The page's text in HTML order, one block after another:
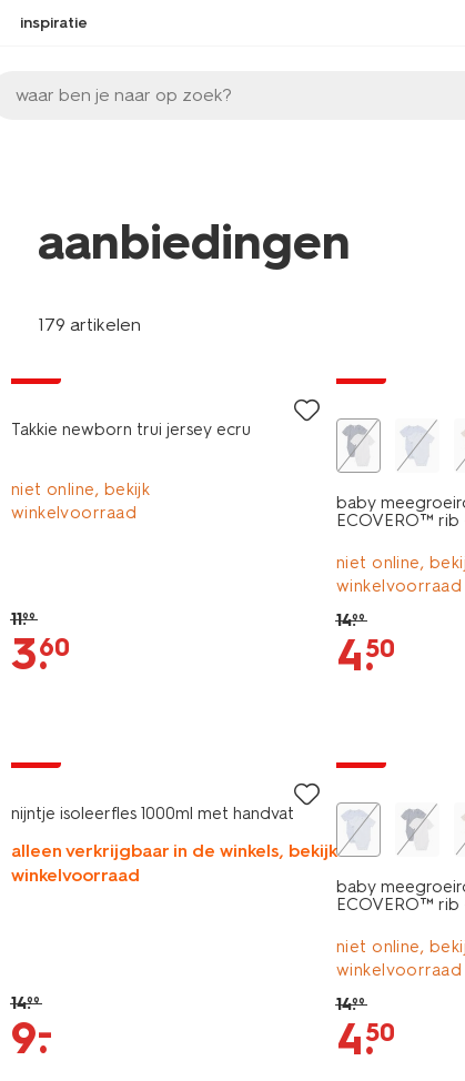
inspiratie
waar ben je naar op zoek?
aanbiedingen
179 artikelen
Takkie newborn trui jersey ecru
niet online, bekijk
winkelvoorraad
11.99
3.
60
baby
ECOVERO™ rib
niet online,
winkelvoorraad
14.99
4.
50
nijntje isoleerfles 1000ml met handvat
alleen verkrijgbaar in de winkels, bekijk
winkelvoorraad
14.99
9.
–
baby
ECOVERO™ rib
niet online,
winkelvoorraad
14.99
4.
50